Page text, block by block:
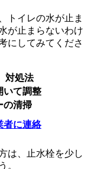
トイレの水が止ま
が止まらないわけ
にしてみてくださ
対処法
いて調整
の清掃
者に連絡
は、止水栓を少し
。